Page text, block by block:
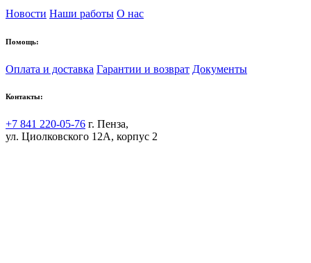
Новости Наши работы О нас
Помощь:
Оплата и доставка Гарантии и возврат Документы
Контакты:
+7 841 220-05-76 г. Пенза,
ул. Циолковского 12А, корпус 2